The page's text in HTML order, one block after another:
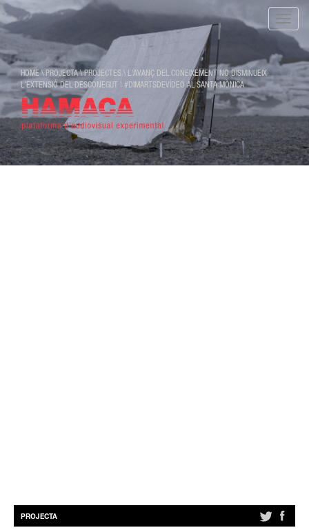
Toggle
HOME\ PROJECTA\PROJECTES \ L'AVANÇ DEL CONEIXEMENT NO DISMINUEIX
L'EXTENSIÓ DEL DESCONEGUT | #DIMARTSDEVÍDEO AL SANTA MÒNICA
PROJECTA